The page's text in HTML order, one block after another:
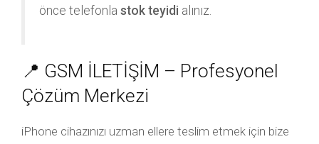
önce telefonla stok teyidi alınız.
📍 GSM İLETİŞİM – Profesyonel
Çözüm Merkezi
iPhone cihazınızı uzman ellere teslim etmek için bize